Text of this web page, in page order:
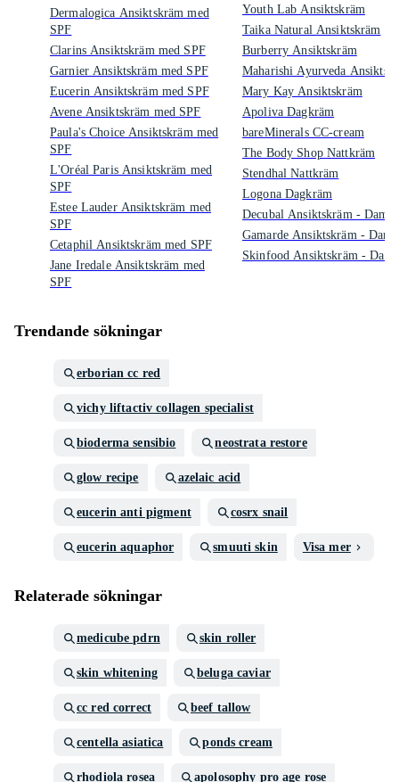
Dermalogica Ansiktskräm med
SPF
Clarins Ansiktskräm med SPF
Garnier Ansiktskräm med SPF
Eucerin Ansiktskräm med SPF
Avene Ansiktskräm med SPF
Paula's Choice Ansiktskräm med
SPF
L'Oréal Paris Ansiktskräm med
SPF
Estee Lauder Ansiktskräm med
SPF
Cetaphil Ansiktskräm med SPF
Jane Iredale Ansiktskräm med
SPF
Youth Lab Ansiktskräm
Taika Natural Ansiktskräm
Burberry Ansiktskräm
Maharishi Ayurveda
Mary Kay Ansiktskräm
Apoliva Dagkräm
bareMinerals CC-cream
The Body Shop Nattkräm
Stendhal Nattkräm
Logona Dagkräm
Decubal Ansiktskräm - Dam
Gamarde Ansiktskräm - Dam
Skinfood Ansiktskräm - Dam
Trendande sökningar
erborian cc red
vichy liftactiv collagen specialist
bioderma sensibio neostrata restore
glow recipe azelaic acid
eucerin anti pigment cosrx snail
eucerin aquaphor smuuti skin Visa mer
Relaterade sökningar
medicube pdrn skin roller
skin whitening beluga caviar
cc red correct beef tallow
centella asiatica ponds cream
rhodiola rosea apolosophy pro age rose